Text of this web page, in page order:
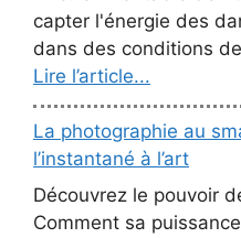
capter l'énergie des
dans des conditions
Lire l’article...
La photographie au
l’instantané à l’art
Découvrez le pouvoir
Comment sa